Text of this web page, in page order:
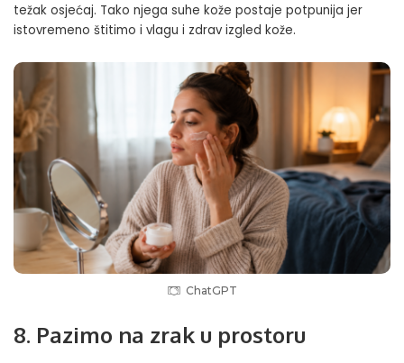
težak osjećaj. Tako njega suhe kože postaje potpunija jer
istovremeno štitimo i vlagu i zdrav izgled kože.
ChatGPT
8. Pazimo na zrak u prostoru